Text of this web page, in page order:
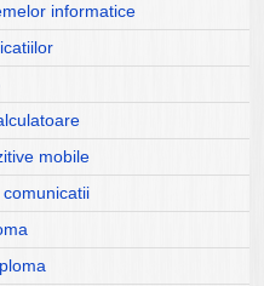
informatice
mobile